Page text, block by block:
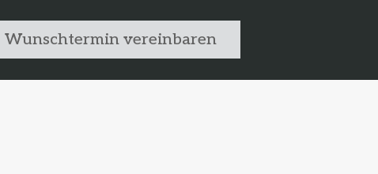
Wunschtermin vereinbaren